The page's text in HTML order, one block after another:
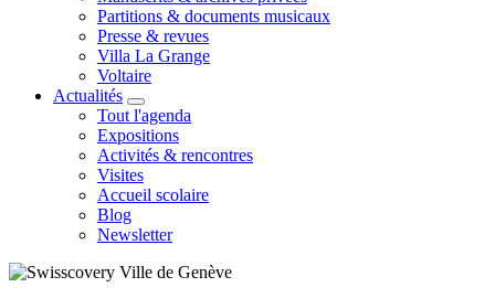
Partitions & documents musicaux
Presse & revues
Villa La Grange
Voltaire
Actualités
Tout l'agenda
Expositions
Activités & rencontres
Visites
Accueil scolaire
Blog
Newsletter